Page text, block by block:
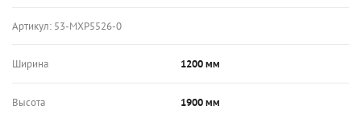
Артикул: 53-МХР5526-0
Ширина 1200 мм
Высота 1900 мм